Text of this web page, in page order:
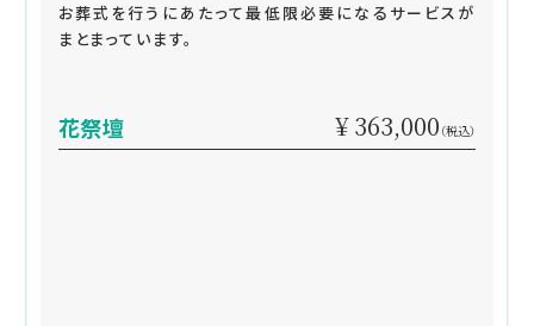
お葬式を行うにあたって最低限必要になるサービスが
まとまっています。
花祭壇 ¥ 363,000 （税込）